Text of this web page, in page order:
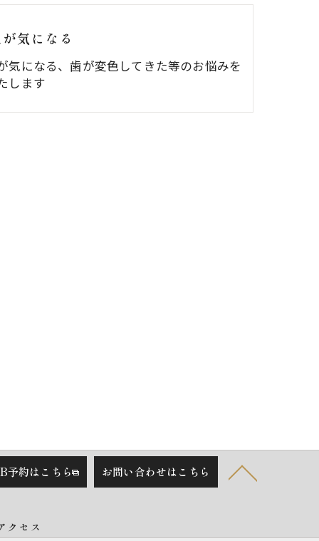
気になる
気になる、歯が変色してきた等のお悩みを
します
予約はこちら お問い合わせはこちら
クセス